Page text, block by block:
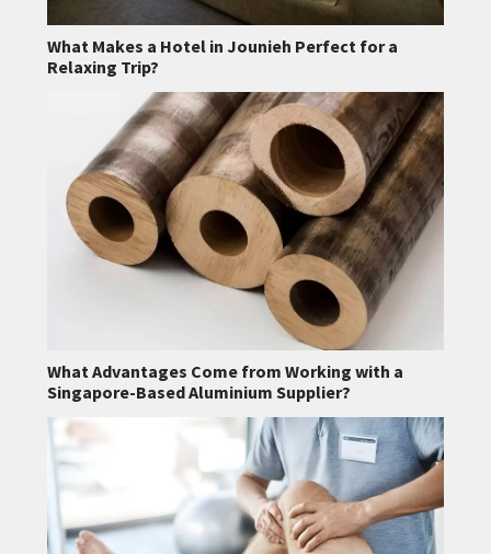
What Makes a Hotel in Jounieh Perfect for a
Relaxing Trip?
What Advantages Come from Working with a
Singapore-Based Aluminium Supplier?